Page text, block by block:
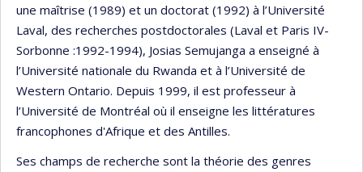
une maîtrise (1989) et un doctorat (1992) à l’Université
Laval, des recherches postdoctorales (Laval et Paris IV-
Sorbonne :1992-1994), Josias Semujanga a enseigné à
l’Université nationale du Rwanda et à l’Université de
Western Ontario. Depuis 1999, il est professeur à
l’Université de Montréal où il enseigne les littératures
francophones d'Afrique et des Antilles.
Ses champs de recherche sont la théorie des genres